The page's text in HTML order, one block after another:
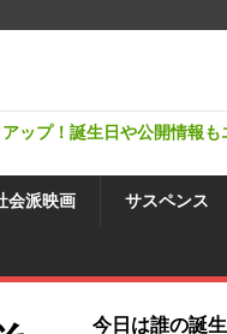
ップ！誕生日や公開情報も
会派映画 サスペンス
今日は誰の誕